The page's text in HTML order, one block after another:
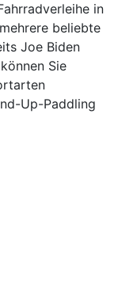
in
beliebte
Joe Biden
Sie
Up-Paddling